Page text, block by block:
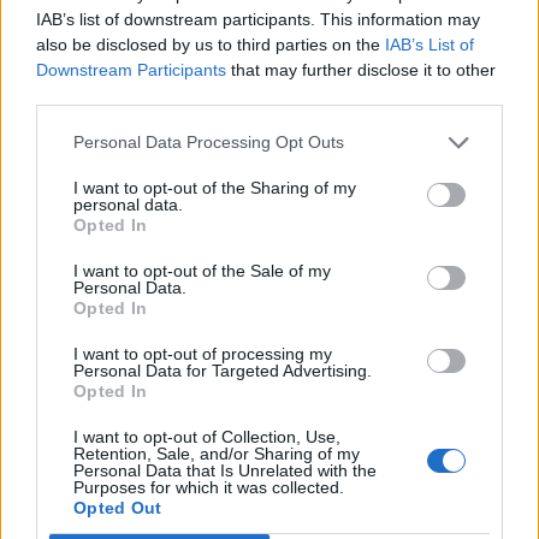
IAB’s list of downstream participants. This information may
also be disclosed by us to third parties on the IAB’s List of
Downstream Participants that may further disclose it to other
Personal Data Processing Opt Outs
I want to opt-out of the Sharing of my
personal data.
Opted In
I want to opt-out of the Sale of my
Personal Data.
Opted In
I want to opt-out of processing my
Personal Data for Targeted Advertising.
Opted In
I want to opt-out of Collection, Use,
Retention, Sale, and/or Sharing of my
Personal Data that Is Unrelated with the
Purposes for which it was collected.
Opted Out
22.
R E C E T
A
23.
R E C R E
A
24. R E C T
A
R E T
A
R E T A
R
R E
E R A
T E C
T E R C E
R
T R A C
E
T R A
E
35.
T R A E
R